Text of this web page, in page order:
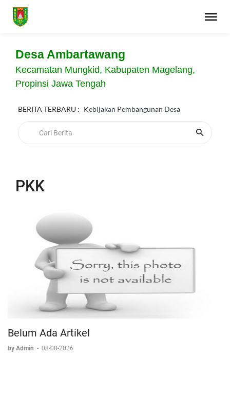
Desa Ambartawang
Kecamatan Mungkid, Kabupaten Magelang,
Propinsi Jawa Tengah
BERITA TERBARU : Kebijakan Pembangunan Desa
PKK
Belum Ada Artikel
by Admin - 08-08-2026